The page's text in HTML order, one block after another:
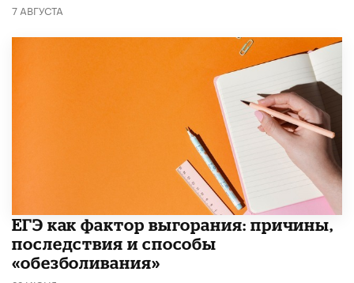
7 АВГУСТА
​ЕГЭ как фактор выгорания: причины,
последствия и способы
«обезболивания»